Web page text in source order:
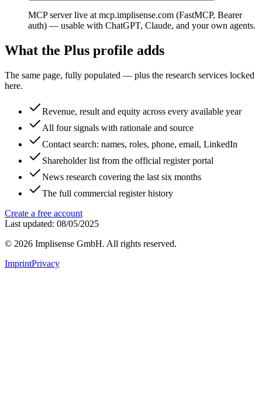
MCP server live at mcp.implisense.com (FastMCP, Bearer
auth) — usable with ChatGPT, Claude, and your own agents.
What the Plus profile adds
The same page, fully populated — plus the research services locked
here.
Revenue, result and equity across every available year
All four signals with rationale and source
Contact search: names, roles, phone, email, LinkedIn
Shareholder list from the official register portal
News research covering the last six months
The full commercial register history
Create a free account
Last updated: 08/05/2025
© 2026 Implisense GmbH. All rights reserved.
ImprintPrivacy